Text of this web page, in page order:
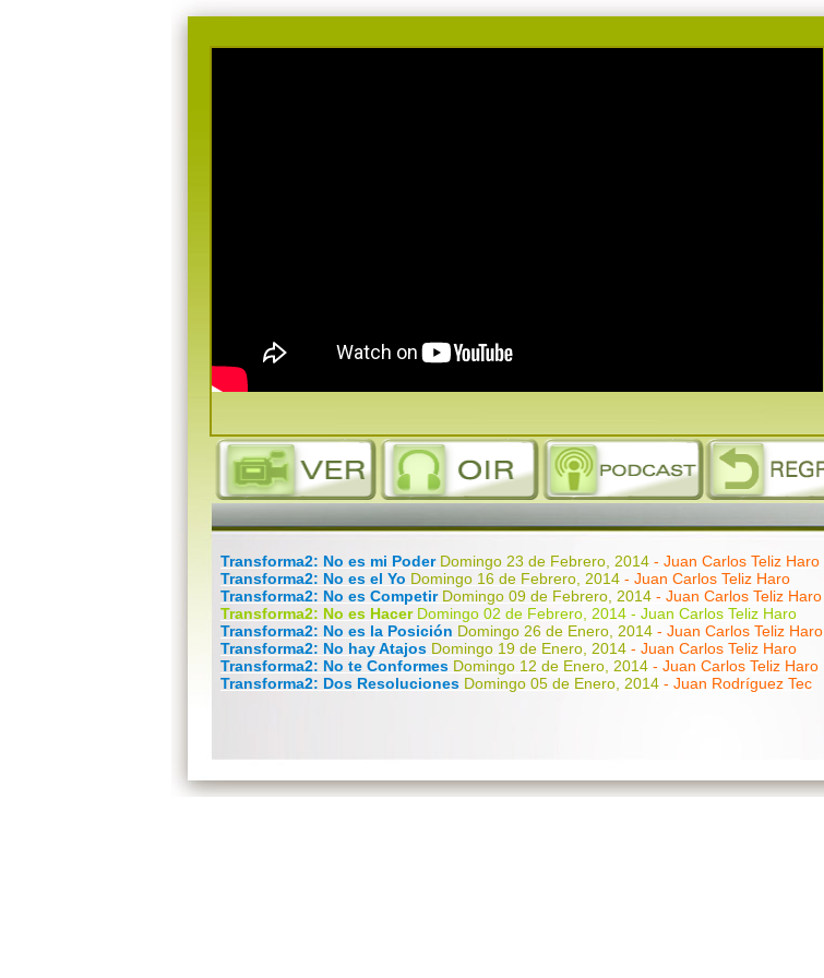
Transforma2: No es mi Poder Domingo 23 de Febrero, 2014 - Juan Carlos Teliz Haro
Transforma2: No es el Yo Domingo 16 de Febrero, 2014 - Juan Carlos Teliz Haro
Transforma2: No es Competir Domingo 09 de Febrero, 2014 - Juan Carlos Teliz Haro
Transforma2: No es Hacer Domingo 02 de Febrero, 2014 - Juan Carlos Teliz Haro
Transforma2: No es la Posición Domingo 26 de Enero, 2014 - Juan Carlos Teliz Haro
Transforma2: No hay Atajos Domingo 19 de Enero, 2014 - Juan Carlos Teliz Haro
Transforma2: No te Conformes Domingo 12 de Enero, 2014 - Juan Carlos Teliz Haro
Transforma2: Dos Resoluciones Domingo 05 de Enero, 2014 - Juan Rodríguez Tec